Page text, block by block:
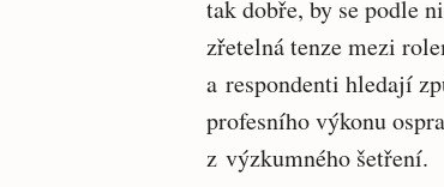
tak dobře, by se podle
zřetelná tenze mezi
a respondenti hledají
profesního výkonu
z výzkumného šetření.